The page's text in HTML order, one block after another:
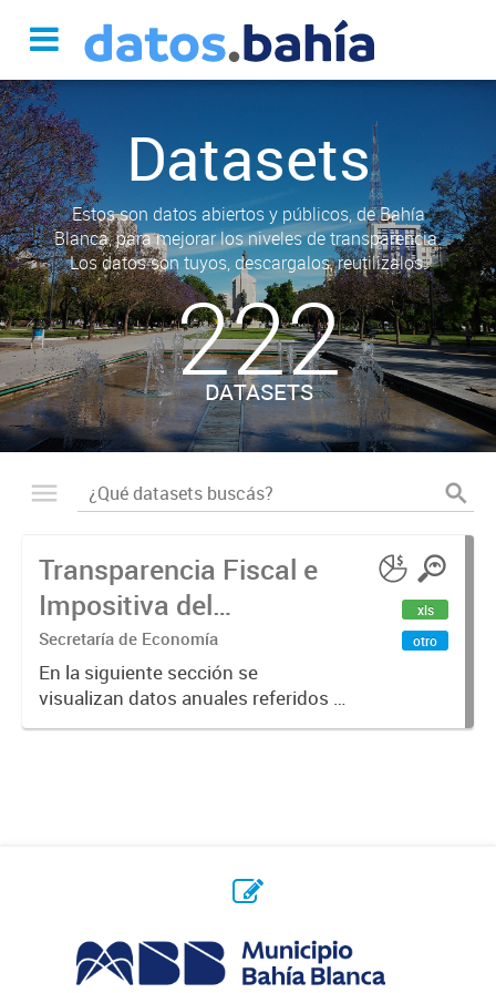
Datasets
Estos son datos abiertos y públicos, de Bahía
Blanca, para mejorar los niveles de transparencia.
Los datos son tuyos, descargalos, reutilizalos.
222
DATASETS
Transparencia Fiscal e
Impositiva del
Municipio. Año 2023
Secretaría de Economía
En la siguiente sección se
visualizan datos anuales referidos a
la transparencia fiscal e impositiva
xls
otro